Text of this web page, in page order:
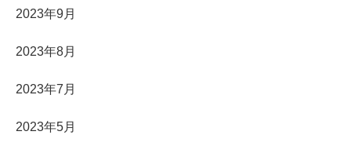
2023年9月
2023年8月
2023年7月
2023年5月